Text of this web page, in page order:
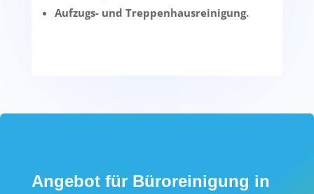
Aufzugs- und Treppenhausreinigung.
Angebot für Büroreinigung in